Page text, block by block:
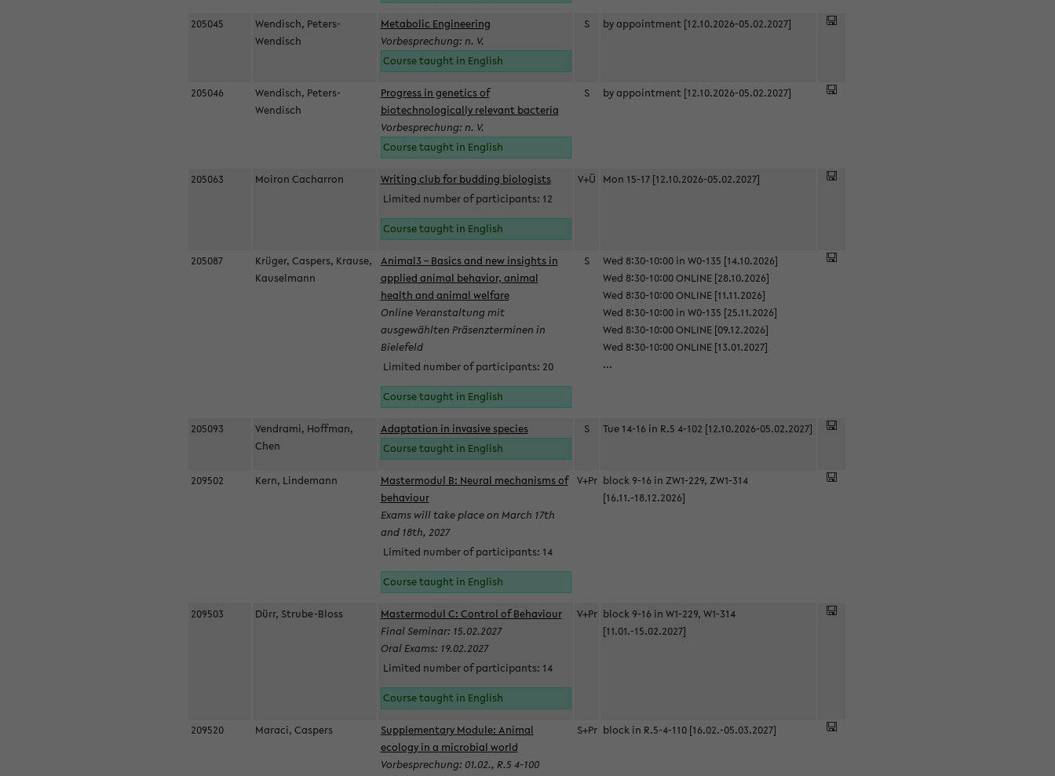
205045
Wendisch, Peters-
Wendisch
Metabolic Engineering
Vorbesprechung: n. V.
Course taught in English
S by appointment [12.10.2026-05.02.2027]
205046
Wendisch, Peters-
Wendisch
Progress in genetics of
biotechnologically relevant bacteria
Vorbesprechung: n. V.
Course taught in English
S by appointment [12.10.2026-05.02.2027]
205063 Moiron Cacharron
Writing club for budding biologists
Limited number of participants: 12
Course taught in English
V+Ü Mon 15-17 [12.10.2026-05.02.2027]
205087
Krüger, Caspers, Krause,
Kauselmann
Animal3 – Basics and new insights in
applied animal behavior, animal
health and animal welfare
Online Veranstaltung mit
ausgewählten Präsenzterminen in
Bielefeld
Limited number of participants: 20
Course taught in English
S
Wed 8:30-10:00 in W0-135 [14.10.2026]
Wed 8:30-10:00 ONLINE [28.10.2026]
Wed 8:30-10:00 ONLINE [11.11.2026]
Wed 8:30-10:00 in W0-135 [25.11.2026]
Wed 8:30-10:00 ONLINE [09.12.2026]
Wed 8:30-10:00 ONLINE [13.01.2027]
...
205093
Vendrami, Hoffman,
Chen
Adaptation in invasive species
Course taught in English
S Tue 14-16 in R.5 4-102 [12.10.2026-05.02.2027]
209502 Kern, Lindemann
Mastermodul B: Neural mechanisms of
behaviour
Exams will take place on March 17th
and 18th, 2027
Limited number of participants: 14
Course taught in English
V+Pr block 9-16 in ZW1-229, ZW1-314
[16.11.-18.12.2026]
209503 Dürr, Strube-Bloss
Mastermodul C: Control of Behaviour
Final Seminar: 15.02.2027
Oral Exams: 19.02.2027
Limited number of participants: 14
Course taught in English
V+Pr block 9-16 in W1-229, W1-314
[11.01.-15.02.2027]
209520 Maraci, Caspers
Supplementary Module: Animal
ecology in a microbial world
Vorbesprechung: 01.02., R.5 4-100
S+Pr block in R.5-4-110 [16.02.-05.03.2027]